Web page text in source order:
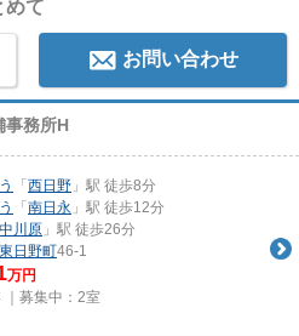
めて
お問い合わせ
事務所H
「 西日野 」駅 徒歩8分
「 南日永 」駅 徒歩12分
中川原 」駅 徒歩26分
東日野町46-1
万円
募集中： 2室